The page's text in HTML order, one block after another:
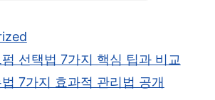
선택법 7가지 핵심 팁과 비교
7가지 효과적 관리법 공개